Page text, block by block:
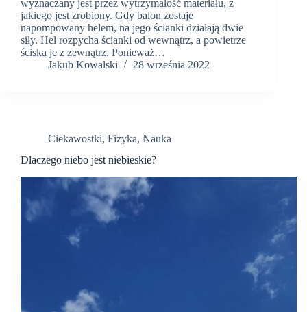
wyznaczany jest przez wytrzymałość materiału, z
jakiego jest zrobiony. Gdy balon zostaje
napompowany helem, na jego ścianki działają dwie
siły. Hel rozpycha ścianki od wewnątrz, a powietrze
ściska je z zewnątrz. Ponieważ…
Jakub Kowalski
28 września 2022
Ciekawostki, Fizyka, Nauka
Dlaczego niebo jest niebieskie?